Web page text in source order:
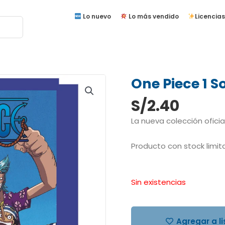
Lo nuevo Lo más vendido Licencias
One Piece 1
S/2.40
La nueva colección
Producto con stock
Sin existencias
Agregar a